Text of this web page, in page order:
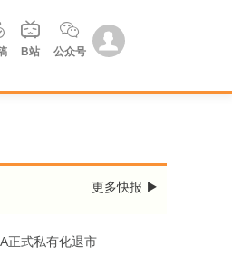

B站

公众号

更多快报 
正式私有化退市